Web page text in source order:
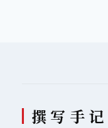
撰 写 手 记